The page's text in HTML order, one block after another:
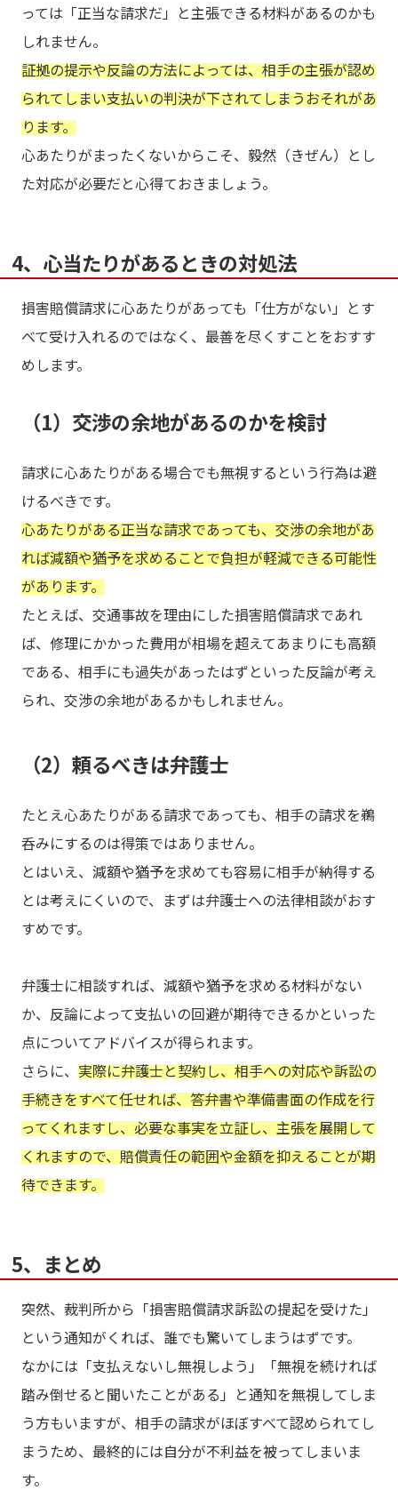
っては「正当な請求だ」と主張できる材料があるのかも
しれません。
証拠の提示や反論の方法によっては、相手の主張が認め
られてしまい支払いの判決が下されてしまうおそれがあ
ります。
心あたりがまったくないからこそ、毅然（きぜん）とし
た対応が必要だと心得ておきましょう。
4、心当たりがあるときの対処法
損害賠償請求に心あたりがあっても「仕方がない」とす
べて受け入れるのではなく、最善を尽くすことをおすす
めします。
（1）交渉の余地があるのかを検討
請求に心あたりがある場合でも無視するという行為は避
けるべきです。
心あたりがある正当な請求であっても、交渉の余地があ
れば減額や猶予を求めることで負担が軽減できる可能性
があります。
たとえば、交通事故を理由にした損害賠償請求であれ
ば、修理にかかった費用が相場を超えてあまりにも高額
である、相手にも過失があったはずといった反論が考え
られ、交渉の余地があるかもしれません。
（2）頼るべきは弁護士
たとえ心あたりがある請求であっても、相手の請求を鵜
呑みにするのは得策ではありません。
とはいえ、減額や猶予を求めても容易に相手が納得する
とは考えにくいので、まずは弁護士への法律相談がおす
すめです。
弁護士に相談すれば、減額や猶予を求める材料がない
か、反論によって支払いの回避が期待できるかといった
点についてアドバイスが得られます。
さらに、 実際に弁護士と契約し、相手への対応や訴訟の
手続きをすべて任せれば、答弁書や準備書面の作成を行
ってくれますし、必要な事実を立証し、主張を展開して
くれますので、賠償責任の範囲や金額を抑えることが期
待できます。
5、まとめ
突然、裁判所から「損害賠償請求訴訟の提起を受けた」
という通知がくれば、誰でも驚いてしまうはずです。
なかには「支払えないし無視しよう」「無視を続ければ
踏み倒せると聞いたことがある」と通知を無視してしま
う方もいますが、相手の請求がほぼすべて認められてし
まうため、最終的には自分が不利益を被ってしまいま
す。